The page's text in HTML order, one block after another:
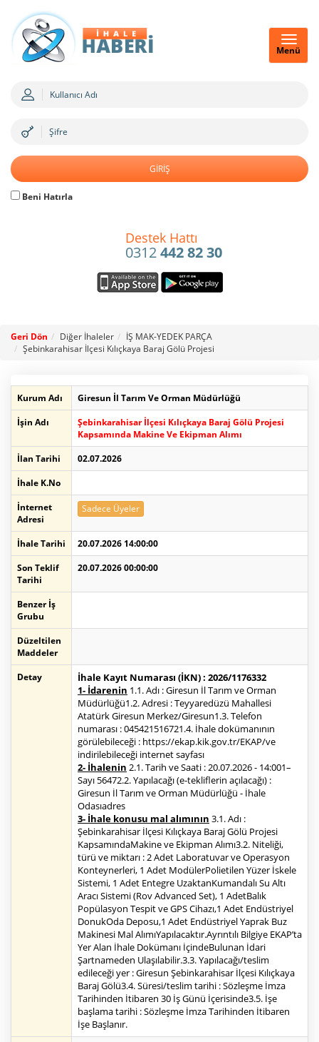
Menü
Beni Hatırla
Destek Hattı
0312442 82 30
Geri Dön Diğer İhaleler
İŞ MAK-YEDEK PARÇA
Şebinkarahisar İlçesi Kılıçkaya Baraj Gölü Projesi
Kurum Adı
Giresun İl Tarım Ve Orman Müdürlüğü
İşin Adı
Şebinkarahisar İlçesi Kılıçkaya Baraj Gölü Projesi
Kapsamında Makine Ve Ekipman Alımı
İlan Tarihi
02.07.2026
İhale K.No
İnternet
Adresi
Sadece Üyeler
İhale Tarihi
20.07.2026 14:00:00
Son Teklif
Tarihi
20.07.2026 00:00:00
Benzer İş
Grubu
Düzeltilen
Maddeler
Detay
İhale Kayıt Numarası (İKN) : 2026/1176332
1- İdarenin 1.1. Adı : Giresun İl Tarım ve Orman
Müdürlüğü1.2. Adresi : Teyyaredüzü Mahallesi
Atatürk Giresun Merkez/Giresun1.3. Telefon
numarası : 045421516721.4. İhale dokümanının
görülebileceği : https://ekap.kik.gov.tr/EKAP/ve
indirilebileceği internet sayfası
2- İhalenin 2.1. Tarih ve Saati : 20.07.2026 - 14:001–
Sayı 56472.2. Yapılacağı (e-tekliflerin açılacağı) :
Giresun İl Tarım ve Orman Müdürlüğü - İhale
Odasıadres
3- İhale konusu mal alımının 3.1. Adı :
Şebinkarahisar İlçesi Kılıçkaya Baraj Gölü Projesi
KapsamındaMakine ve Ekipman Alımı3.2. Niteliği,
türü ve miktarı : 2 Adet Laboratuvar ve Operasyon
Konteynerleri, 1 Adet ModülerPolietilen Yüzer İskele
Sistemi, 1 Adet Entegre UzaktanKumandalı Su Altı
Aracı Sistemi (Rov Advanced Set), 1 AdetBalık
Popülasyon Tespit ve GPS Cihazı,1 Adet Endüstriyel
DonukOda Deposu,1 Adet Endüstriyel Yaprak Buz
Makinesi Mal AlımıYapılacaktır.Ayrıntılı Bilgiye EKAP’ta
Yer Alan İhale Dokümanı İçindeBulunan İdari
Şartnameden Ulaşılabilir.3.3. Yapılacağı/teslim
edileceği yer : Giresun Şebinkarahisar İlçesi Kılıçkaya
Baraj Gölü3.4. Süresi/teslim tarihi : Sözleşme İmza
Tarihinden İtibaren 30 İş Günü İçerisinde3.5. İşe
başlama tarihi : Sözleşme İmza Tarihinden İtibaren
İşe Başlanır.